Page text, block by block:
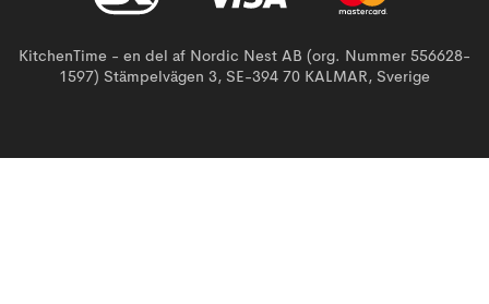
KitchenTime - en del af Nordic Nest AB (org. Nummer 556628-
1597) Stämpelvägen 3, SE-394 70 KALMAR, Sverige